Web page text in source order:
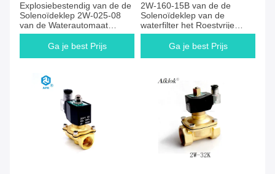
Explosiebestendig van de de
Solenoïdeklep 2W-025-08
van de Waterautomaat
Messing 1/4“ Lange
LevensduurGa je best Prijs
2W-160-15B van de de
Solenoïdeklep van de
waterfilter het Roestvrije
staalmessing het Proef
WerkenGa je best Prijs